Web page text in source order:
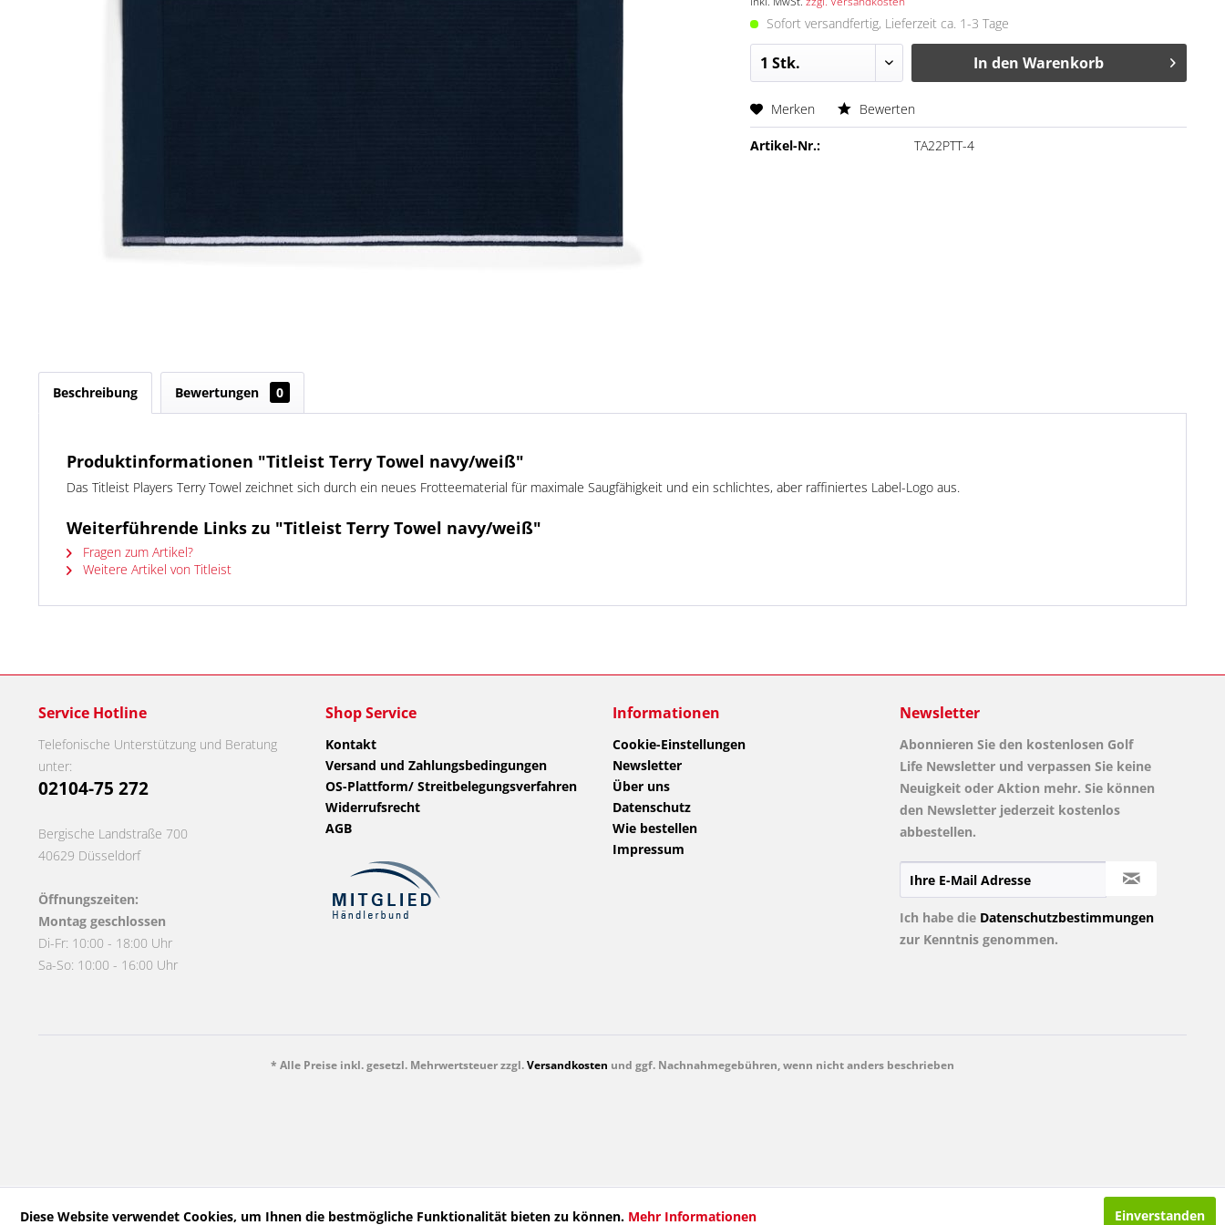
Sofort versandfertig, Lieferzeit ca. 1-3 Tage
In den Warenkorb
Merken Bewerten
Artikel-Nr.: TA22PTT-4
Beschreibung Bewertungen 0
Produktinformationen "Titleist Terry Towel navy/weiß"
Das Titleist Players Terry Towel zeichnet sich durch ein neues Frotteematerial für maximale Saugfähigkeit und ein schlichtes, aber raffiniertes Label-Logo aus.
Weiterführende Links zu "Titleist Terry Towel navy/weiß"
Fragen zum Artikel?
Weitere Artikel von Titleist
Service Hotline
Telefonische Unterstützung und Beratung
unter:
02104-75 272
Bergische Landstraße 700
40629 Düsseldorf
Öffnungszeiten:
Montag geschlossen
Di-Fr: 10:00 - 18:00 Uhr
Sa-So: 10:00 - 16:00 Uhr
Shop Service
Kontakt
Versand und Zahlungsbedingungen
OS-Plattform/ Streitbelegungsverfahren
Widerrufsrecht
AGB
Informationen
Cookie-Einstellungen
Newsletter
Über uns
Datenschutz
Wie bestellen
Impressum
Newsletter
Abonnieren Sie den kostenlosen Golf
Life Newsletter und verpassen Sie keine
Neuigkeit oder Aktion mehr. Sie können
den Newsletter jederzeit kostenlos
abbestellen.
Ich habe die Datenschutzbestimmungen
zur Kenntnis genommen.
* Alle Preise inkl. gesetzl. Mehrwertsteuer zzgl.Versandkosten und ggf. Nachnahmegebühren, wenn nicht anders beschrieben
Diese Website verwendet Cookies, um Ihnen die bestmögliche Funktionalität bieten zu können. Mehr Informationen Einverstanden